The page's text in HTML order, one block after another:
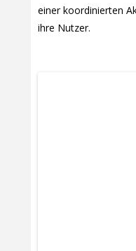
einer koordinierten
ihre Nutzer.